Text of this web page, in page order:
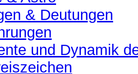
& Deutungen
und Dynamik